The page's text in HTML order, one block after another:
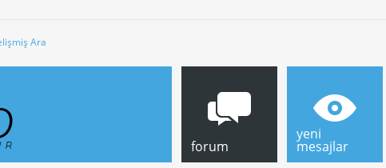
Ara
forum
yeni
mesajlar